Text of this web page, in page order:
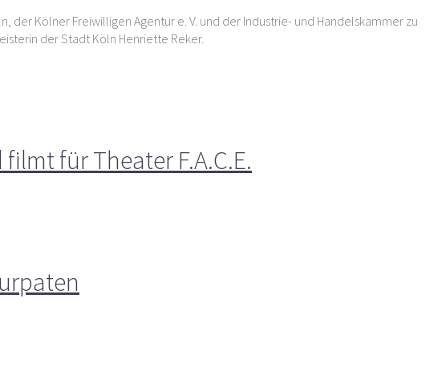
Kölner Freiwilligen Agentur e. V. und der Industrie- und Handelskammer zu
der Stadt Köln Henriette Reker.
für Theater F.A.C.E.